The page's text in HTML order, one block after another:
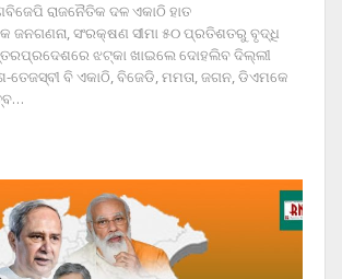
ରାଜନୈତିକ ଦଳ ଏକାଠି ହାତ
ଜନଗଣନା, ସଂରକ୍ଷଣ ସୀମା ୫୦ ପ୍ରତିଶତରୁ ବୃଦ୍ଧି
ଝଟ୍‌କା ଖାଇଲେ ଦୋହଲିବ ଦିଲ୍ଲୀ
ତେଜସ୍ବୀ ବି ଏକାଠି, ବିଜେଡି, ମମତା, ଜଗନ, ଡିଏମକେ
…